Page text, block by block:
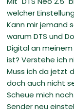
welcher
Kann mir jemand
warum DTS und
Digital an
ist? Verstehe ich
Muss ich da jetzt
doch auch nicht
Scheue mich
Sender neu